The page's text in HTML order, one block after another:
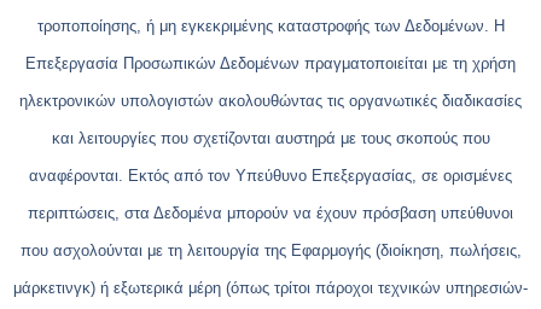
τροποποίησης, ή μη εγκεκριμένης καταστροφής των Δεδομένων. Η
Επεξεργασία Προσωπικών Δεδομένων πραγματοποιείται με τη χρήση
ηλεκτρονικών υπολογιστών ακολουθώντας τις οργανωτικές διαδικασίες
και λειτουργίες που σχετίζονται αυστηρά με τους σκοπούς που
αναφέρονται. Εκτός από τον Υπεύθυνο Επεξεργασίας, σε ορισμένες
περιπτώσεις, στα Δεδομένα μπορούν να έχουν πρόσβαση υπεύθυνοι
που ασχολούνται με τη λειτουργία της Εφαρμογής (διοίκηση, πωλήσεις,
μάρκετινγκ) ή εξωτερικά μέρη (όπως τρίτοι πάροχοι τεχνικών υπηρεσιών-